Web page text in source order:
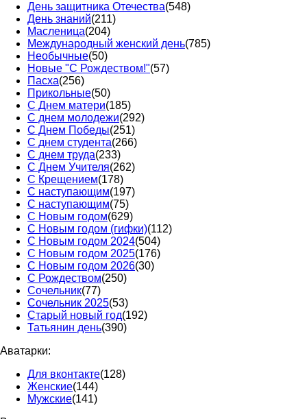
День защитника Отечества(548)
День знаний(211)
Масленица(204)
Международный женский день(785)
Необычные(50)
Новые "С Рождеством!"(57)
Пасха(256)
Прикольные(50)
С Днем матери(185)
С днем молодежи(292)
С Днем Победы(251)
С днем студента(266)
С днем труда(233)
С Днем Учителя(262)
С Крещением(178)
С наступающим(197)
С наступающим(75)
С Новым годом(629)
С Новым годом (гифки)(112)
С Новым годом 2024(504)
С Новым годом 2025(176)
С Новым годом 2026(30)
С Рождеством(250)
Сочельник(77)
Сочельник 2025(53)
Старый новый год(192)
Татьянин день(390)
Аватарки:
Для вконтакте(128)
Женские(144)
Мужские(141)